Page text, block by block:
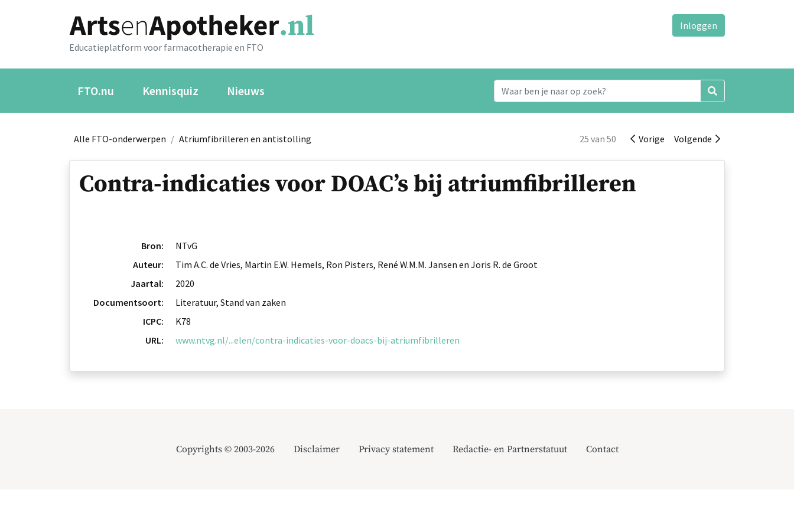
Educatieplatform voor farmacotherapie en FTO
Inloggen
FTO.nu Kennisquiz Nieuws
Alle FTO-onderwerpen / Atriumfibrilleren en antistolling 25 van 50 Vorige Volgende
Contra-indicaties voor DOAC’s bij atriumfibrilleren
Bron:
NTvG
Auteur:
Tim A.C. de Vries, Martin E.W. Hemels, Ron Pisters, René W.M.M. Jansen en Joris R. de Groot
Jaartal:
2020
Documentsoort:
Literatuur, Stand van zaken
ICPC:
K78
URL:
www.ntvg.nl/...elen/contra-indicaties-voor-doacs-bij-atriumfibrilleren
Copyrights © 2003-2026 Disclaimer Privacy statement Redactie- en Partnerstatuut Contact